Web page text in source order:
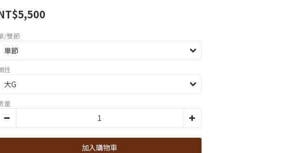
/雙節
性
量
加入購物車